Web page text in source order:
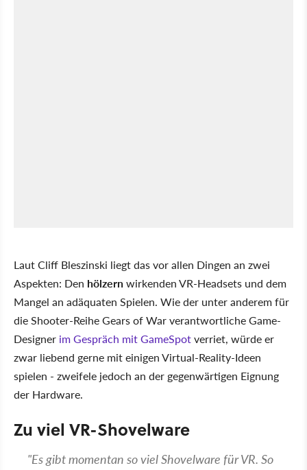
Laut Cliff Bleszinski liegt das vor allen Dingen an zwei
Aspekten: Den hölzernwirkenden VR-Headsets und dem
Mangel an adäquaten Spielen. Wie der unter anderem für
die Shooter-Reihe Gears of War verantwortliche Game-
Designer im Gespräch mit GameSpotverriet, würde er
zwar liebend gerne mit einigen Virtual-Reality-Ideen
spielen - zweifele jedoch an der gegenwärtigen Eignung
der Hardware.
Zu viel VR-Shovelware
"Es gibt momentan so viel Shovelware für VR. So